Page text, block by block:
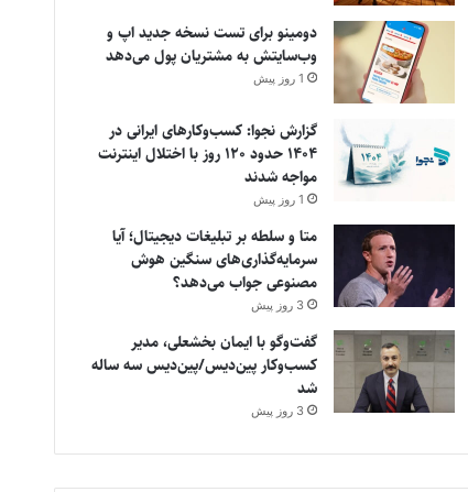
دومینو برای تست نسخه جدید اپ و
وب‌سایتش به مشتریان پول می‌دهد
1 روز پیش
گزارش نجوا: کسب‌وکارهای ایرانی در
۱۴۰۴ حدود ۱۲۰ روز با اختلال اینترنت
مواجه شدند
1 روز پیش
متا و سلطه بر تبلیغات دیجیتال؛ آیا
سرمایه‌گذاری‌های سنگین هوش
مصنوعی جواب می‌دهد؟
3 روز پیش
گفت‌وگو با ایمان بخشعلی، مدیر
کسب‌وکار پین‌دیس/پین‌دیس سه ساله
شد
3 روز پیش